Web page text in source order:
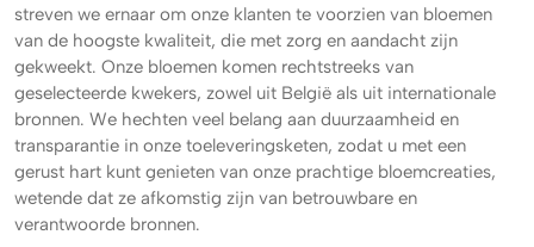
streven we ernaar om onze klanten te voorzien van bloemen
van de hoogste kwaliteit, die met zorg en aandacht zijn
gekweekt. Onze bloemen komen rechtstreeks van
geselecteerde kwekers, zowel uit België als uit internationale
bronnen. We hechten veel belang aan duurzaamheid en
transparantie in onze toeleveringsketen, zodat u met een
gerust hart kunt genieten van onze prachtige bloemcreaties,
wetende dat ze afkomstig zijn van betrouwbare en
verantwoorde bronnen.